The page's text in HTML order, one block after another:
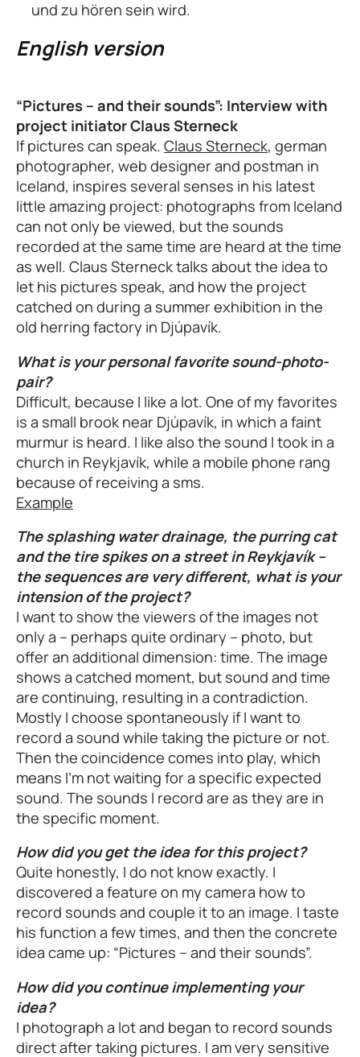
und zu hören sein wird.
English version
“Pictures – and their sounds”: Interview with
project initiator Claus Sterneck
If pictures can speak. Claus Sterneck, german
photographer, web designer and postman in
Iceland, inspires several senses in his latest
little amazing project: photographs from Iceland
can not only be viewed, but the sounds
recorded at the same time are heard at the time
as well. Claus Sterneck talks about the idea to
let his pictures speak, and how the project
catched on during a summer exhibition in the
old herring factory in Djúpavík.
What is your personal favorite sound-photo-
pair?
Difficult, because I like a lot. One of my favorites
is a small brook near Djúpavík, in which a faint
murmur is heard. I like also the sound I took in a
church in Reykjavík, while a mobile phone rang
because of receiving a sms.
Example
The splashing water drainage, the purring cat
and the tire spikes on a street in Reykjavík –
the sequences are very different, what is your
intension of the project?
I want to show the viewers of the images not
only a – perhaps quite ordinary – photo, but
offer an additional dimension: time. The image
shows a catched moment, but sound and time
are continuing, resulting in a contradiction.
Mostly I choose spontaneously if I want to
record a sound while taking the picture or not.
Then the coincidence comes into play, which
means I’m not waiting for a specific expected
sound. The sounds I record are as they are in
the specific moment.
How did you get the idea for this project?
Quite honestly, I do not know exactly. I
discovered a feature on my camera how to
record sounds and couple it to an image. I taste
his function a few times, and then the concrete
idea came up: “Pictures – and their sounds”.
How did you continue implementing your
idea?
I photograph a lot and began to record sounds
direct after taking pictures. I am very sensitive